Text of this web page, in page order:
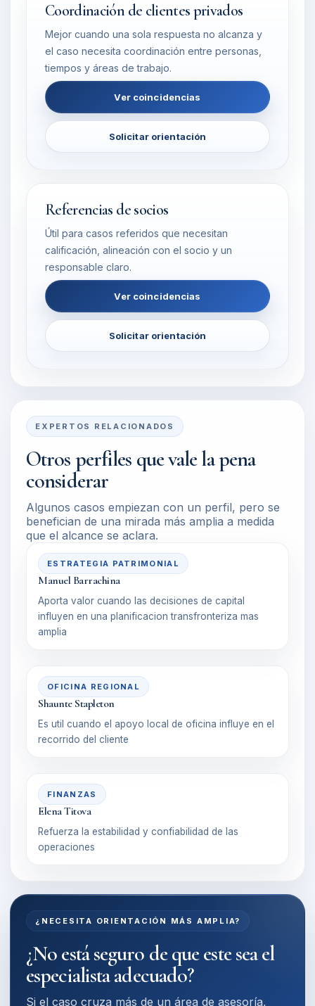
Coordinación de clientes privados
Mejor cuando una sola respuesta no alcanza y
el caso necesita coordinación entre personas,
tiempos y áreas de trabajo.
Ver coincidencias
Solicitar orientación
Referencias de socios
Útil para casos referidos que necesitan
calificación, alineación con el socio y un
responsable claro.
Ver coincidencias
Solicitar orientación
EXPERTOS RELACIONADOS
Otros perfiles que vale la pena
considerar
Algunos casos empiezan con un perfil, pero se
benefician de una mirada más amplia a medida
que el alcance se aclara.
ESTRATEGIA PATRIMONIAL
Manuel Barrachina
Aporta valor cuando las decisiones de capital
influyen en una planificacion transfronteriza mas
amplia
OFICINA REGIONAL
Shaunte Stapleton
Es util cuando el apoyo local de oficina influye en el
recorrido del cliente
FINANZAS
Elena Titova
Refuerza la estabilidad y confiabilidad de las
operaciones
¿NECESITA ORIENTACIÓN MÁS AMPLIA?
¿No está seguro de que este sea el
especialista adecuado?
Si el caso cruza más de un área de asesoría,